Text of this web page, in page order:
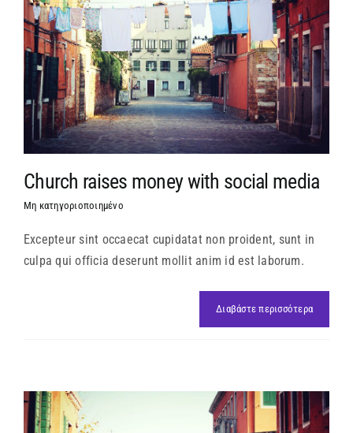
Church raises money with social media
Μη κατηγοριοποιημένο
Excepteur sint occaecat cupidatat non proident, sunt in
culpa qui officia deserunt mollit anim id est laborum.
Διαβάστε περισσότερα